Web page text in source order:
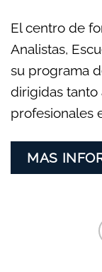
El centro de
Analistas,
su programa
dirigidas tanto
profesionales
MAS